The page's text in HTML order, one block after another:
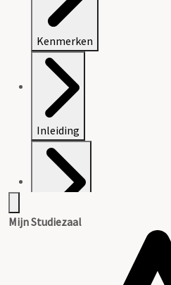
Kenmerken
Inleiding
Inventaris
Mijn Studiezaal